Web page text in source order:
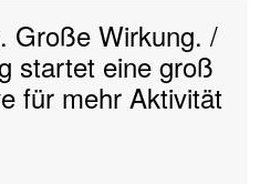
Große Wirkung. /
startet eine groß
für mehr Aktivität